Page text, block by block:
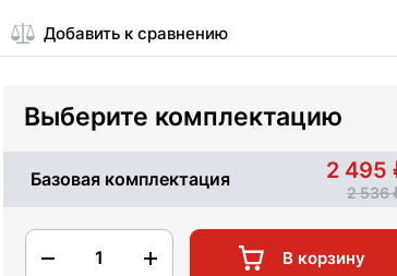
Добавить к сравнению
Выберите комплектацию
Базовая комплектация 2 495
2 536
1 В корзину